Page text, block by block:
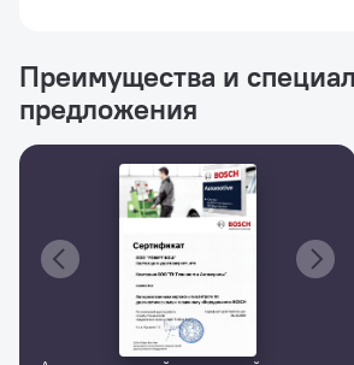
Преимущества и
предложения